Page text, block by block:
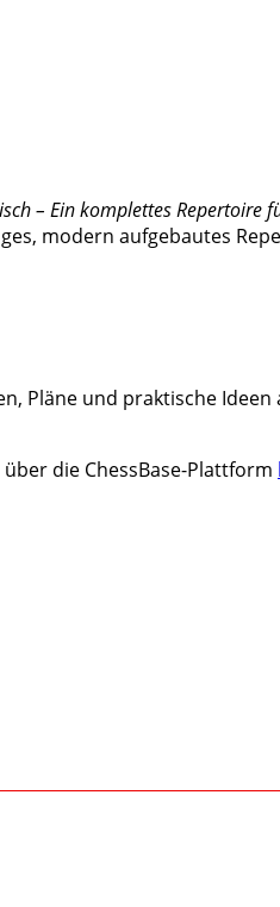
– Ein komplettes Repertoire
modern aufgebautes
Pläne und praktische Ideen
die ChessBase-Plattform